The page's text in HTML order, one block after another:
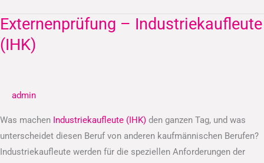
Externenprüfung – Industriekaufleute
(IHK)
admin
Was machen Industriekaufleute (IHK) den ganzen Tag, und was
unterscheidet diesen Beruf von anderen kaufmännischen Berufen?
Industriekaufleute werden für die speziellen Anforderungen der
Externenprüfung
–
Industriekaufleute